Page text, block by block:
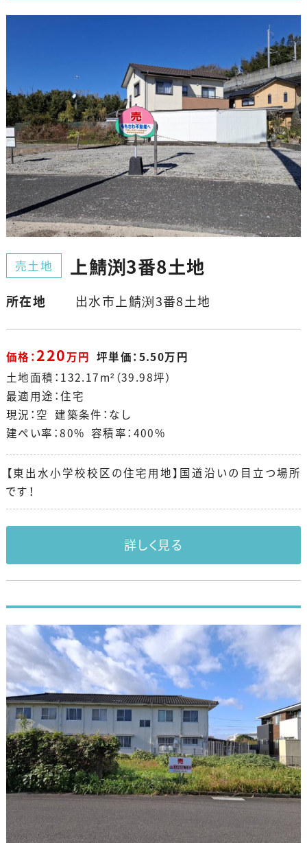
売土地 上鯖渕3番8土地
所在地 出水市上鯖渕3番8土地
価格：220万円 坪単価：5.50万円
土地面積：132.17m²（39.98坪）
最適用途：住宅
現況：空 建築条件：なし
建ぺい率：80% 容積率：400%
【東出水小学校校区の住宅用地】国道沿いの目立つ場所
です！
詳しく見る